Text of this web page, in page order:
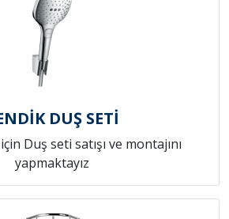
DUŞ SETİ
Duş seti satışı ve montajını
yapmaktayız